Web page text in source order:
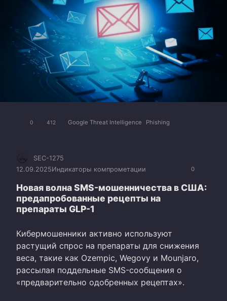
0 412 Google Threat Intelligence Phishing
0
SEC-1275
12.09.2025Индикаторы компрометации
Новая волна SMS-мошенничества в США:
предапробованные рецепты на
препараты GLP-1
Кибермошенники активно используют
растущий спрос на препараты для снижения
веса, такие как Ozempic, Wegovy и Mounjaro,
рассылая поддельные SMS-сообщения о
«предварительно одобренных рецептах».